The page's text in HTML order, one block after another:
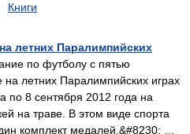
Книги
летних Паралимпийских
по футболу с пятью
летних Паралимпийских играх
по 8 сентября 2012 года на
на траве. В этом виде спорта
комплект медалей.&#8230; …